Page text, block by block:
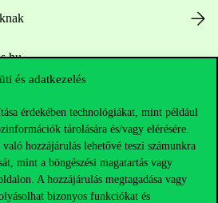
és adatkezelés
érdekében technológiákat, mint például
tárolására és/vagy elérésére.
hozzájárulás lehetővé teszi számunkra
mint a böngészési magatartás vagy
A hozzájárulás megtagadása vagy
bizonyos funkciókat és